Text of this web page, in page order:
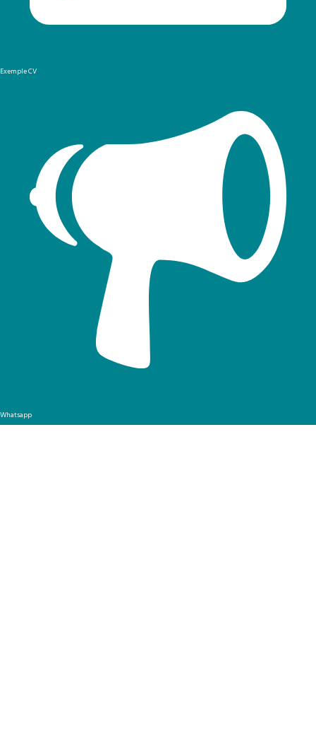
Exemple CV
Whatsapp